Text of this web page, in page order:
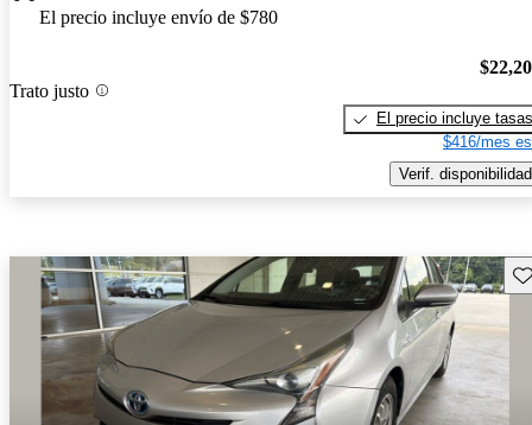
El precio incluye envío de $780
Trato justo
El precio incluye tasas
$416/mes
Verif. disponibilidad